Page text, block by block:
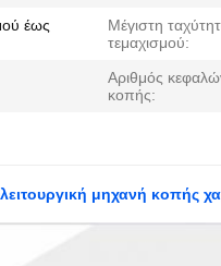
έως
Μέγιστη
τεμαχισμού:
Αριθμός
κοπής:
μηχανή κοπής